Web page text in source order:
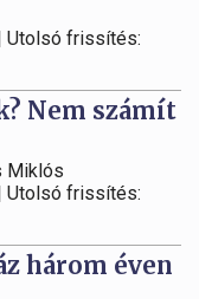
Utolsó frissítés:
Nem számít
Miklós
Utolsó frissítés:
három éven